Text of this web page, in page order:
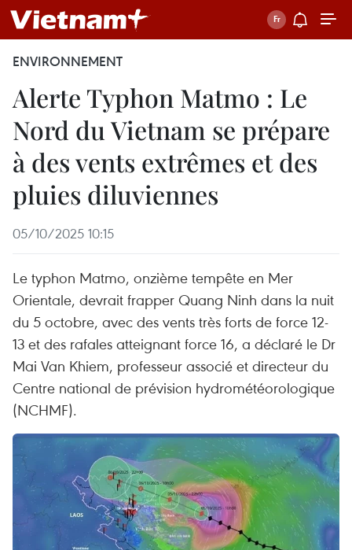
ENVIRONNEMENT
Alerte Typhon Matmo : Le
Nord du Vietnam se prépare
à des vents extrêmes et des
pluies diluviennes
05/10/2025 10:15
Le typhon Matmo, onzième tempête en Mer
Orientale, devrait frapper Quang Ninh dans la nuit
du 5 octobre, avec des vents très forts de force 12-
13 et des rafales atteignant force 16, a déclaré le Dr
Mai Van Khiem, professeur associé et directeur du
Centre national de prévision hydrométéorologique
(NCHMF).